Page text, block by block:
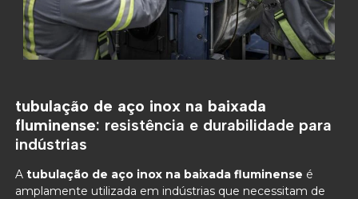
tubulação de aço inox na baixada
fluminense: resistência e durabilidade para
indústrias
Atubulação de aço inox na baixada fluminense é
amplamente utilizada em indústrias que necessitam de